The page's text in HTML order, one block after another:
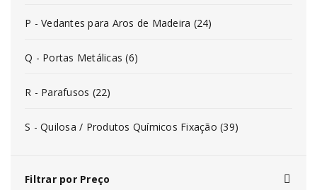
P - Vedantes para Aros de Madeira (24)
Q - Portas Metálicas (6)
R - Parafusos (22)
S - Quilosa / Produtos Químicos Fixação (39)
Filtrar por Preço